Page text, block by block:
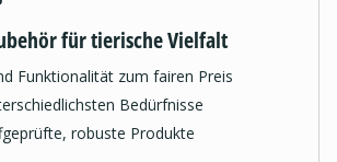
für tierische Vielfalt
Funktionalität zum fairen Preis
Bedürfnisse
robuste Produkte